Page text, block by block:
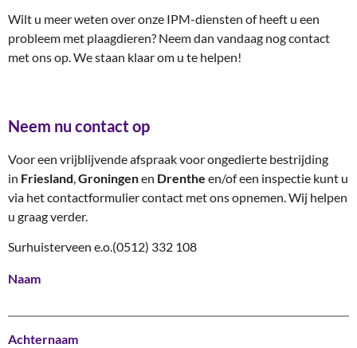
Wilt u meer weten over onze IPM-diensten of heeft u een
probleem met plaagdieren? Neem dan vandaag nog contact
met ons op. We staan klaar om u te helpen!
Neem nu contact op
Voor een vrijblijvende afspraak voor ongedierte bestrijding
in Friesland,Groningenen Drenthe en/of een inspectie kunt u
via het contactformulier contact met ons opnemen. Wij helpen
u graag verder.
Surhuisterveen e.o.(0512) 332 108
Naam
Achternaam